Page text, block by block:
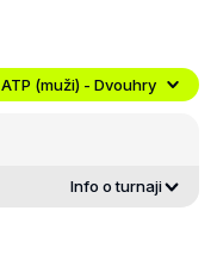
ATP (muži) - Dvouhry
Info o turnaji